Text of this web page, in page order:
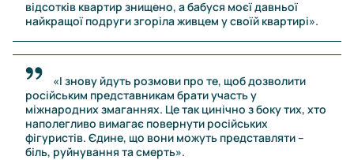
відсотків квартир знищено, а бабуся моєї давньої
найкращої подруги згоріла живцем у своїй квартирі».
«І знову йдуть розмови про те, щоб дозволити
російським представникам брати участь у
міжнародних змаганнях. Це так цинічно з боку тих, хто
наполегливо вимагає повернути російських
фігуристів. Єдине, що вони можуть представляти –
біль, руйнування та смерть».